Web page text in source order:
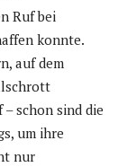
Ruf bei
konnte.
auf dem
schon sind die
um ihre
nur